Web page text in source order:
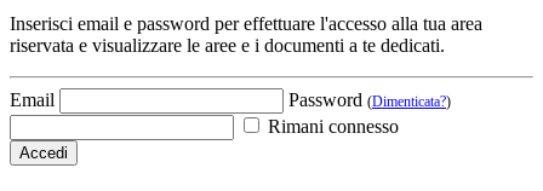
Inserisci email e password per effettuare l'accesso alla tua area
riservata e visualizzare le aree e i documenti a te dedicati.
Email Password (Dimenticata?)
Rimani connesso